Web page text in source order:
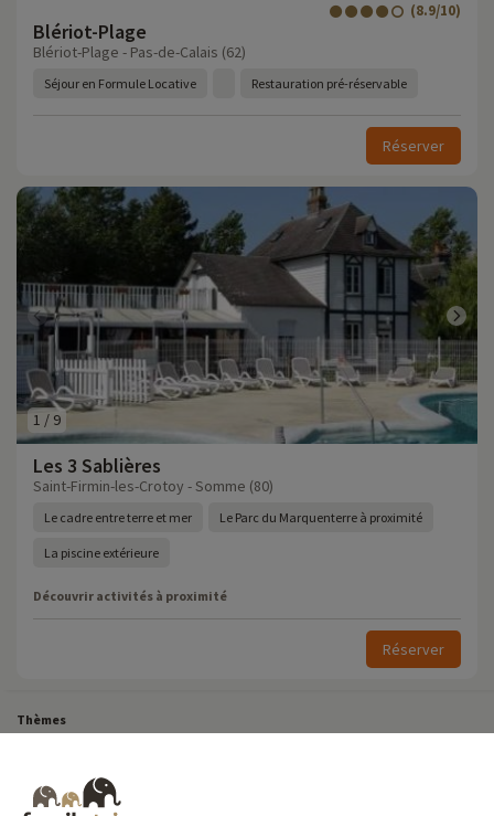
Blériot-Plage
(8.9/10)
Blériot-Plage - Pas-de-Calais (62)
Séjour en Formule Locative Restauration pré-réservable
Réserver
1 / 9
Les 3 Sablières
Saint-Firmin-les-Crotoy - Somme (80)
Le cadre entre terre et mer Le Parc du Marquenterre à proximité
La piscine extérieure
Découvrir activités à proximité
Réserver
Thèmes
Court séjour de dernière minute
Court séjour Insolite